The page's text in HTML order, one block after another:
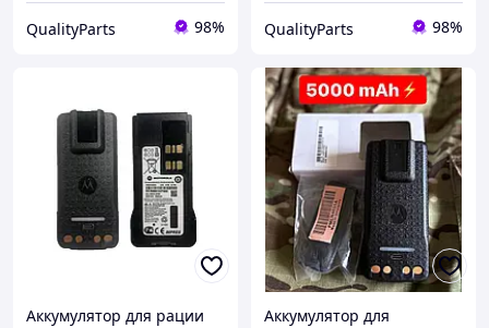
QualityParts 98% QualityParts 98%
Аккумулятор для рации
Аккумулятор для